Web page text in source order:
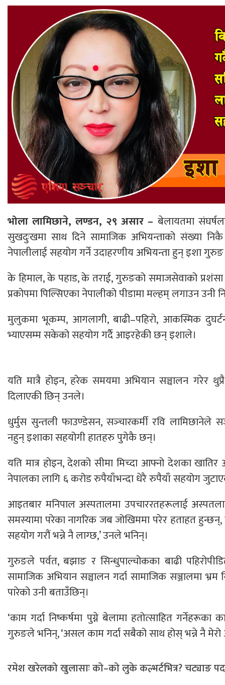
भोला लामिछाने, लण्डन, २९ असार – बेलायतमा
सुखदुःखमा साथ दिने सामाजिक अभियन्ताको संख्या
नेपालीलाई सहयोग गर्ने उदाहरणीय अभियन्ता हुन् इशा
के‌ हिमाल, के पहाड, के तराई, गुरुङको समाजसेवाको
प्रकोपमा पिल्सिएका नेपालीको पीडामा मल्हम् लगाउन
मुलुकमा भूकम्प, आगलागी, बाढी–पहिरो, आकस्मिक
भ्याएसम्म सकेको सहयोग गर्दै आइरहेकी छन् इशाले।
यति मात्रै होइन, हरेक समयमा अभियान सञ्चालन गरेर
दिलाएकी छिन् उनले।
धुर्मुस सुन्तली फाउण्डेसन, सञ्‍चारकर्मी रवि लामिछानेले
नहुन् इशाका सहयोगी हातहरु पुगेकै छन्।
यति मात्र होइन, देशको सीमा मिच्दा आफ्नो देशका
नेपालका लागि ६ करोड रुपैयाँभन्दा धेरै रुपैयाँ सहयोग
आइतबार मनिपाल अस्पतालमा उपचाररतहरूलाई
समस्यामा परेका नागरिक जब जोखिममा परेर हताहत
सहयोग गरौं भन्ने नै लाग्छ,’ उनले भनिन्।
गुरुङले पर्वत, बझाङ र सिन्धुपाल्चोकका बाढी
सामाजिक अभियान सञ्चालन गर्दा सामाजिक सञ्जालमा भ्रम
पारेको उनी बताउँछिन्।
‘काम गर्दा निष्कर्षमा पुग्ने बेलामा हतोत्साहित
गुरुङले भनिन्, ‘असल काम गर्दा सबैको साथ होस् भन्ने नै मेरो
रमेश खरेलको खुलासाः को–को लुके कल्भर्टभित्र? चट्याङ